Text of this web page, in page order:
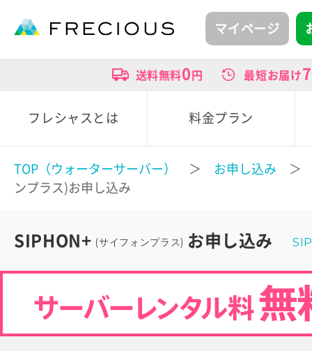
マイページ
送料無料0 円 最短お届け7
フレシャスとは 料金プラン
TOP（ウォーターサーバー） ＞ お申し込み ＞
ンプラス)お申し込み
SIPHON+ (サイフォンプラス) お申し込み